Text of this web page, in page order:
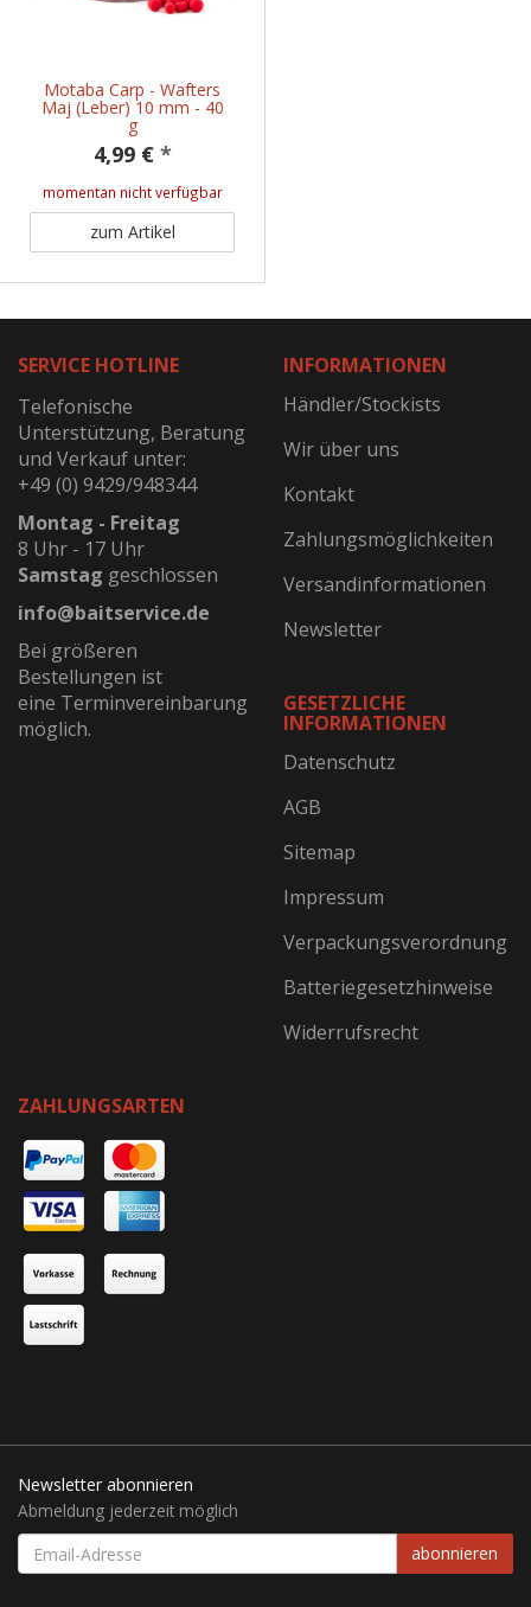
Motaba Carp - Wafters
Maj (Leber) 10 mm - 40
g
4,99 € *
momentan nicht verfügbar
zum Artikel
SERVICE HOTLINE
Telefonische
Unterstützung, Beratung
und Verkauf unter:
+49 (0) 9429/948344
Montag - Freitag
8 Uhr - 17 Uhr
Samstag geschlossen
info@baitservice.de
Bei größeren
Bestellungen ist
eine Terminvereinbarung
möglich.
INFORMATIONEN
Händler/Stockists
Wir über uns
Kontakt
Zahlungsmöglichkeiten
Versandinformationen
Newsletter
GESETZLICHE
INFORMATIONEN
Datenschutz
AGB
Sitemap
Impressum
Verpackungsverordnung
Batteriegesetzhinweise
Widerrufsrecht
ZAHLUNGSARTEN
Newsletter abonnieren
Abmeldung jederzeit möglich
EMAIL-
ADRESSE
abonnieren